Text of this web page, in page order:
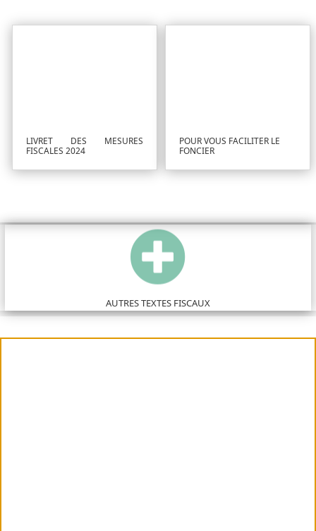
LIVRET DES MESURES
FISCALES 2024
POUR VOUS FACILITER LE
FONCIER

AUTRES TEXTES FISCAUX